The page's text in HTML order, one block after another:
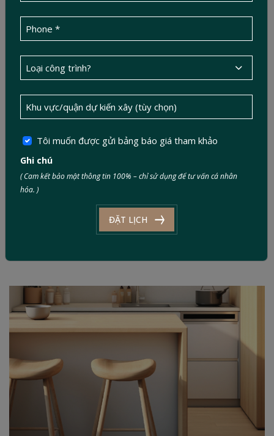
Tôi muốn được gửi bảng báo giá tham khảo
Ghi chú
( Cam kết bảo mật thông tin 100% – chỉ sử dụng để tư vấn cá nhân
hóa. )
ĐẶT LỊCH